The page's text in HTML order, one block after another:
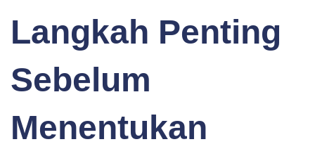
Langkah Penting
Sebelum
Menentukan